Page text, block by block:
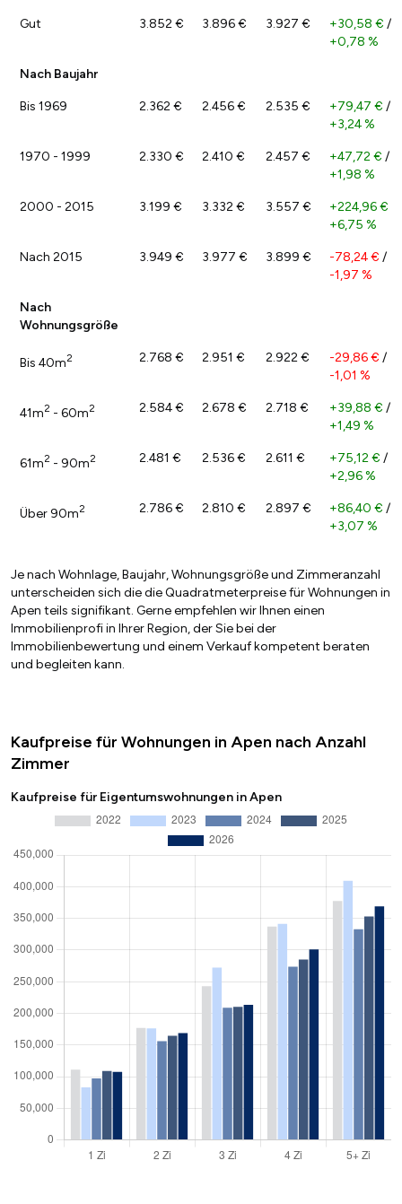
Gut 3.852 € 3.896 € 3.927 € +30,58 € /
+0,78 %
Nach Baujahr
Bis 1969 2.362 € 2.456 € 2.535 € +79,47 € /
+3,24 %
1970 - 1999 2.330 € 2.410 € 2.457 € +47,72 € /
+1,98 %
2000 - 2015 3.199 € 3.332 € 3.557 € +224,96 €
+6,75 %
Nach 2015 3.949 € 3.977 € 3.899 € -78,24 € /
-1,97 %
Nach
Wohnungsgröße
Bis 40m2 2.768 € 2.951 € 2.922 € -29,86 € /
-1,01 %
41m2 - 60m2 2.584 € 2.678 € 2.718 € +39,88 € /
+1,49 %
61m2 - 90m2 2.481 € 2.536 € 2.611 € +75,12 € /
+2,96 %
Über 90m2 2.786 € 2.810 € 2.897 € +86,40 € /
+3,07 %
Je nach Wohnlage, Baujahr, Wohnungsgröße und Zimmeranzahl
unterscheiden sich die die Quadratmeterpreise für Wohnungen in
Apen teils signifikant. Gerne empfehlen wir Ihnen einen
Immobilienprofi in Ihrer Region, der Sie bei der
Immobilienbewertung und einem Verkauf kompetent beraten
und begleiten kann.
Kaufpreise für Wohnungen in Apen nach Anzahl
Zimmer
Kaufpreise für Eigentumswohnungen in Apen